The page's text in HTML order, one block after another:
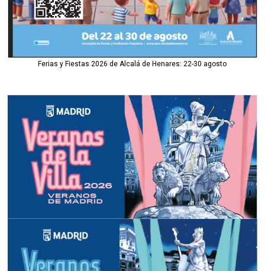
Ferias y Fiestas 2026 de Alcalá de Henares: 22-30 agosto